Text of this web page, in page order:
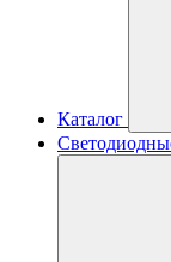
Каталог